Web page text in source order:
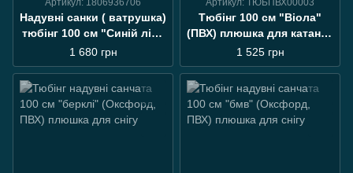
Артикул: 1806936706
Надувні санки ( ватрушка)
тюбінг 100 см "Синій лід"
(Оксфорд)
1 680 грн
Артикул: ТЮБПВХ00003
Тюбінг 100 см "Віола"
(ПВХ) плюшка для катання
по снігу
1 525 грн